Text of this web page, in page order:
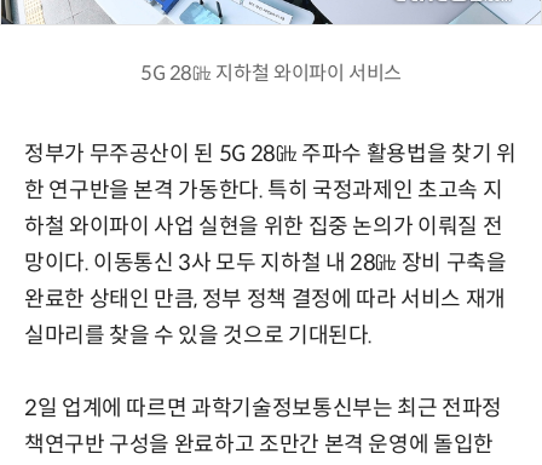
5G 28㎓ 지하철 와이파이 서비스
정부가 무주공산이 된 5G 28㎓ 주파수 활용법을 찾기 위
한 연구반을 본격 가동한다. 특히 국정과제인 초고속 지
하철 와이파이 사업 실현을 위한 집중 논의가 이뤄질 전
망이다. 이동통신 3사 모두 지하철 내 28㎓ 장비 구축을
완료한 상태인 만큼, 정부 정책 결정에 따라 서비스 재개
실마리를 찾을 수 있을 것으로 기대된다.
2일 업계에 따르면 과학기술정보통신부는 최근 전파정
책연구반 구성을 완료하고 조만간 본격 운영에 돌입한